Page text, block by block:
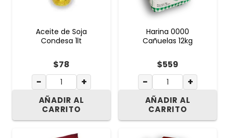
Aceite de Soja
Condesa 1lt
$78
− +
AÑADIR AL
CARRITO
Harina 0000
Cañuelas 12kg
$559
− +
AÑADIR AL
CARRITO